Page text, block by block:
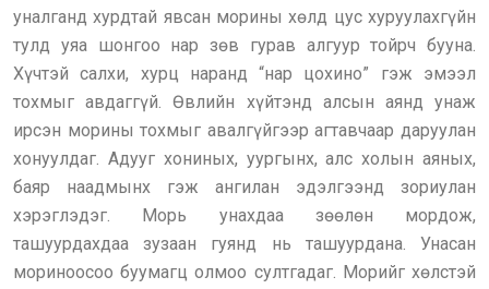
уналганд хурдтай явсан морины хөлд цус хуруулахгүйн
тулд уяа шонгоо нар зөв гурав алгуур тойрч бууна.
Хүчтэй салхи, хурц наранд “нар цохино” гэж эмээл
тохмыг авдаггүй. Өвлийн хүйтэнд алсын аянд унаж
ирсэн морины тохмыг авалгүйгээр агтавчаар даруулан
хонуулдаг. Адууг хониных, уургынх, алс холын аяных,
баяр наадмынх гэж ангилан эдэлгээнд зориулан
хэрэглэдэг. Морь унахдаа зөөлөн мордож,
ташуурдахдаа зузаан гуянд нь ташуурдана. Унасан
мориноосоо буумагц олмоо султгадаг. Морийг хөлстэй